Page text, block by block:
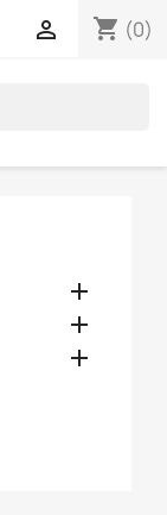
shopping_cart (0)



